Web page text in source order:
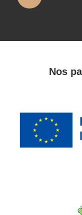
Nos